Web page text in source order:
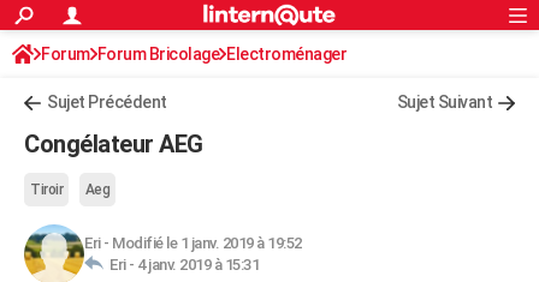
ACTUALITÉS
Politique
Société
Faits Divers
Education
Monde
Villes
+
AUTO
Essais
Réserver un essai
Citadines
Berlines
SUV
Forum auto
+HIGH-TECH
S'inscrire
Connexion
Forum Forum Bricolage Electroménager
Sujet Précédent Sujet Suivant
Congélateur AEG
Tiroir Aeg
Eri- Modifié le 1 janv. 2019 à 19:52
Eri - 4 janv. 2019 à 15:31